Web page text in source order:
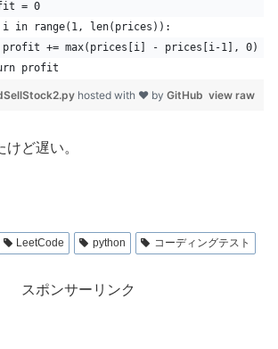
= 0
in range(1, len(prices)):
+= max(prices[i] - prices[i-1], 0)
profit
view raw
hosted with ❤ by GitHub
ど遅い。
LeetCode python コーディングテスト
スポンサーリンク